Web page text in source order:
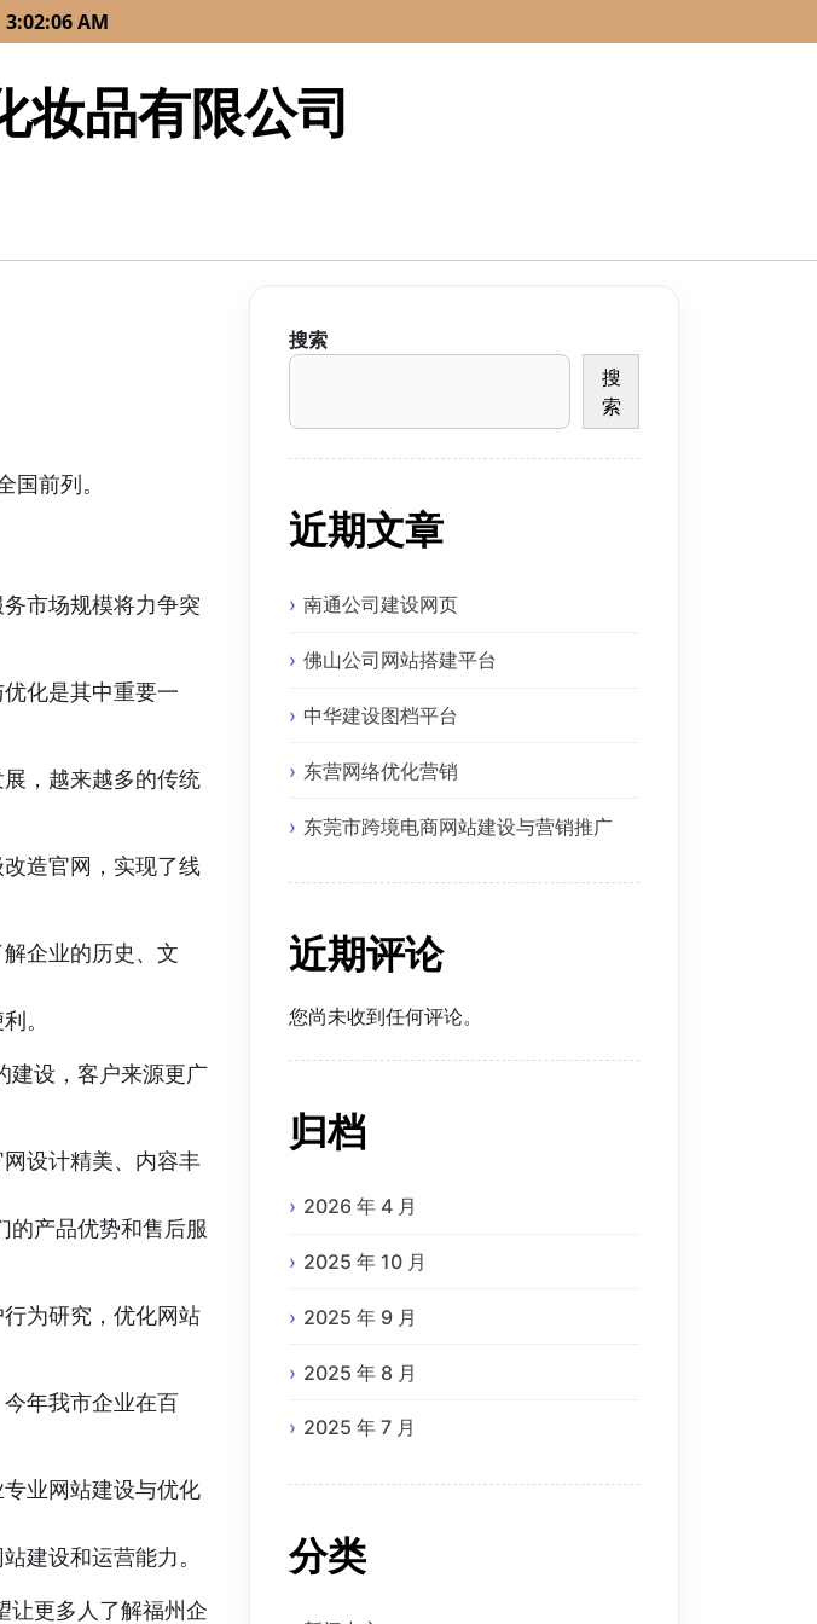
3:02:06 AM
妆品有限公司
前列。
市场规模将力争突
化是其中重要一
，越来越多的传统
造官网，实现了线
企业的历史、文
。
建设，客户来源更广
设计精美、内容丰
的产品优势和售后服
为研究，优化网站
年我市企业在百
业网站建设与优化
建设和运营能力。
让更多人了解福州企
搜索
搜
索
近期文章
南通公司建设网页
佛山公司网站搭建平台
中华建设图档平台
东营网络优化营销
东莞市跨境电商网站建设与营销推广
近期评论
您尚未收到任何评论。
归档
2026 年 4 月
2025 年 10 月
2025 年 9 月
2025 年 8 月
2025 年 7 月
分类